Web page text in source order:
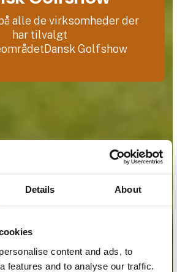
Details About
content and ads, to
features and to analyse our traffic.
alle de virksomheder der
har tilvalgt
Golfshow